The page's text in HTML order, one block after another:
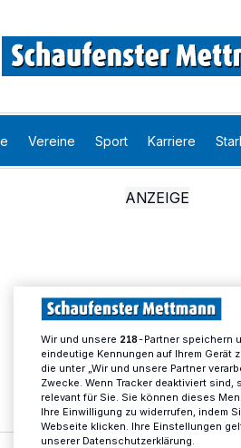
Vereine Sport Karriere
Wir und unsere 218-Partner speichern
eindeutige Kennungen auf Ihrem Gerät
die unter „Wir und unsere Partner
Zwecke. Wenn Tracker deaktiviert
relevant für Sie. Sie können dieses
Ihre Einwilligung zu widerrufen, indem
Webseite klicken. Ihre Einstellungen
unserer Datenschutzerklärung.